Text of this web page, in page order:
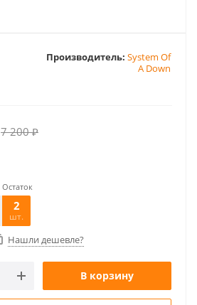
Производитель: System Of
A Down
7 200₽
Остаток
2
шт.
Нашли дешевле?
В корзину